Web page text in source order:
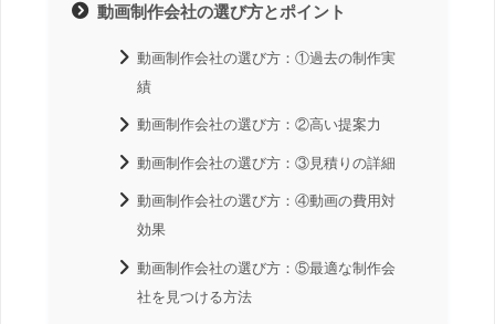
動画制作会社の選び方とポイント
動画制作会社の選び方：①過去の制作実
績
動画制作会社の選び方：②高い提案力
動画制作会社の選び方：③見積りの詳細
動画制作会社の選び方：④動画の費用対
効果
動画制作会社の選び方：⑤最適な制作会
社を見つける方法